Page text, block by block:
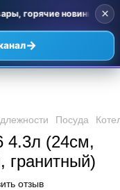
горячие новинки и
→
×
Посуда
4.3л (24см,
гранитный)
отзыв